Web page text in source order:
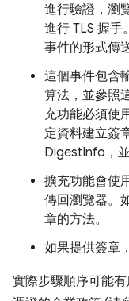
進行驗證，瀏
進行 TLS 握手
事件的形式傳送
這個事件包含
算法，並參照
充功能必須使
定資料建立簽
DigestInfo，
擴充功能會使
傳回瀏覽器。
章的方法。
如果提供簽章
實際步驟順序可能